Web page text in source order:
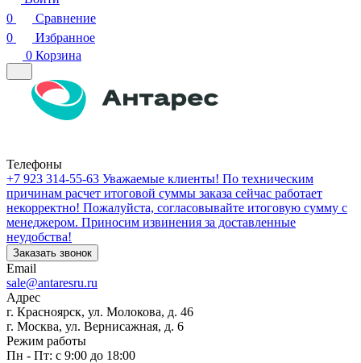
0
Сравнение
0
Избранное
0 Корзина
Телефоны
+7 923 314-55-63 Уважаемые клиенты! По техническим
причинам расчет итоговой суммы заказа сейчас работает
некорректно! Пожалуйста, согласовывайте итоговую сумму с
менеджером. Приносим извинения за доставленные
неудобства!
Заказать звонок
Email
sale@antaresru.ru
Адрес
г. Красноярск, ул. Молокова, д. 46
г. Москва, ул. Вернисажная, д. 6
Режим работы
Пн - Пт: с 9:00 до 18:00